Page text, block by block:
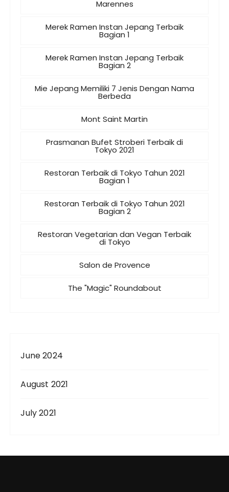
Marennes
Merek Ramen Instan Jepang Terbaik
Bagian 1
Merek Ramen Instan Jepang Terbaik
Bagian 2
Mie Jepang Memiliki 7 Jenis Dengan Nama
Berbeda
Mont Saint Martin
Prasmanan Bufet Stroberi Terbaik di
Tokyo 2021
Restoran Terbaik di Tokyo Tahun 2021
Bagian 1
Restoran Terbaik di Tokyo Tahun 2021
Bagian 2
Restoran Vegetarian dan Vegan Terbaik
di Tokyo
Salon de Provence
The "Magic" Roundabout
June 2024
August 2021
July 2021